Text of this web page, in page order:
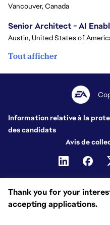
Thank you for your
accepting applications.
Vancouver, Canada
Senior Architect - AI
Austin, United States of
Tout afficher
Information relative à la
des candidats
Avis de